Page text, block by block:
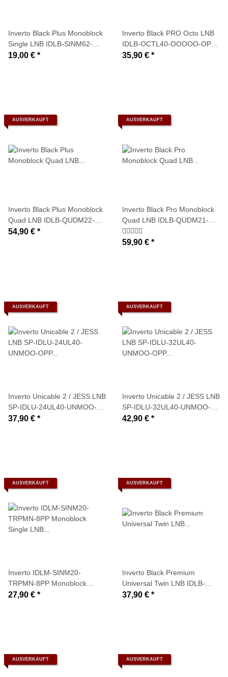
Inverto Black Plus Monoblock
Single LNB IDLB-SINM62-
MN003-8PP (1 Teilnehmer / 3
19,00 € *
Inverto Black PRO Octo LNB
IDLB-OCTL40-OOOOO-OPP
(0,2db) für 8 Teilnehmer
35,90 € *
AUSVERKAUFT
Inverto Black Plus Monoblock
Quad LNB IDLB-QUDM22-
MN003-8PP (4 Teilnehmer / 3
54,90 € *
AUSVERKAUFT
Inverto Black Pro Monoblock
Quad LNB IDLB-QUDM21-
MNOO6-8PP (4 Teilnehmer /
6 Grad)
59,90 € *
AUSVERKAUFT
Inverto Unicable 2 / JESS LNB
SP-IDLU-24UL40-UNMOO-
OPP (24 Teilnehmer/
37,90 € *
AUSVERKAUFT
Inverto Unicable 2 / JESS LNB
SP-IDLU-32UL40-UNMOO-
OPP (32 Teilnehmer/
42,90 € *
AUSVERKAUFT
Inverto IDLM-SINM20-
TRPMN-8PP Monoblock
Single LNB Triplefeed (für
27,90 € *
AUSVERKAUFT
Inverto Black Premium
Universal Twin LNB IDLB-
TWNL40-PREMU-OPP
37,90 € *
AUSVERKAUFT AUSVERKAUFT